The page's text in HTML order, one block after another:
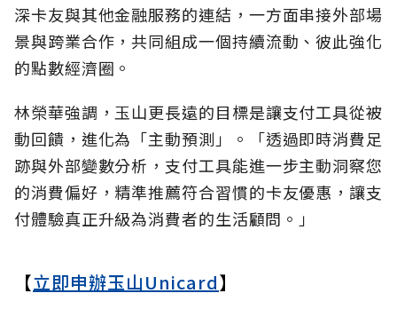
深卡友與其他金融服務的連結，一方面串接外部場
景與跨業合作，共同組成一個持續流動、彼此強化
的點數經濟圈。
林榮華強調，玉山更長遠的目標是讓支付工具從被
動回饋，進化為「主動預測」。「透過即時消費足
跡與外部變數分析，支付工具能進一步主動洞察您
的消費偏好，精準推薦符合習慣的卡友優惠，讓支
付體驗真正升級為消費者的生活顧問。」
【立即申辦玉山Unicard】